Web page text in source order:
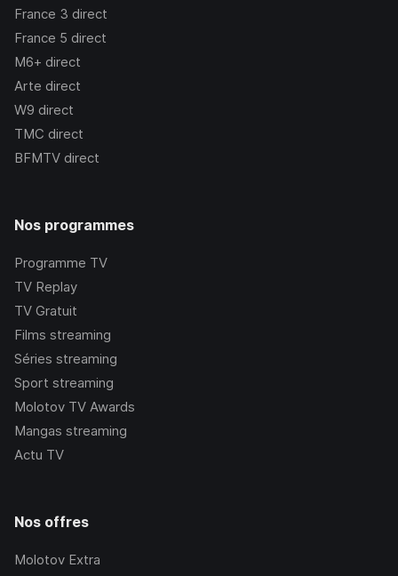
France 3 direct
France 5 direct
M6+ direct
Arte direct
W9 direct
TMC direct
BFMTV direct
Nos programmes
Programme TV
TV Replay
TV Gratuit
Films streaming
Séries streaming
Sport streaming
Molotov TV Awards
Mangas streaming
Actu TV
Nos offres
Molotov Extra